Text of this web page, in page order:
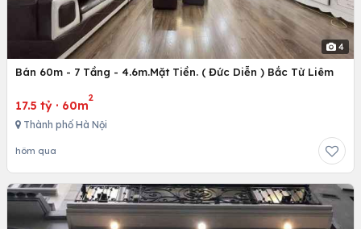
4
Bán 60m - 7 Tầng - 4.6m.Mặt Tiền. ( Đức Diễn ) Bắc Từ Liêm
17.5 tỷ · 60m
2
Thành phố Hà Nội
hôm qua